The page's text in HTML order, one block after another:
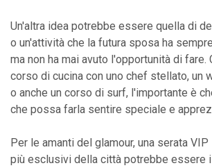
Un'altra idea potrebbe essere quella di
o un'attività che la futura sposa ha
ma non ha mai avuto l'opportunità di fare.
corso di cucina con uno chef stellato, un
o anche un corso di surf, l'importante è
che possa farla sentire speciale e
Per le amanti del glamour, una serata
più esclusivi della città potrebbe essere